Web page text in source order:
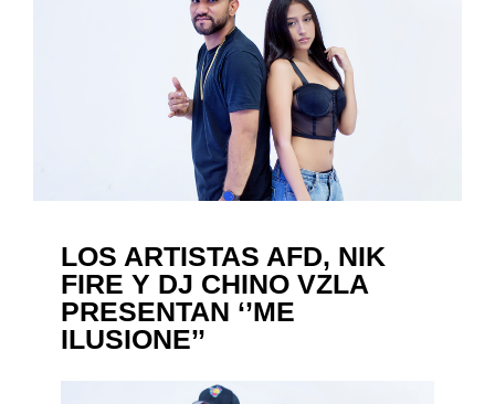
LOS ARTISTAS AFD, NIK
FIRE Y DJ CHINO VZLA
PRESENTAN ‘’ME
ILUSIONE’’